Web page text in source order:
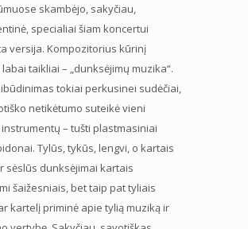
skambėjo, sakyčiau,
specialiai šiam koncertui
versija. Kompozitorius kūrinį
taikliai – „dunksėjimų muzika“.
tokiai perkusinei sudėčiai,
netikėtumo suteikė vieni
– tušti plastmasiniai
Tylūs, tykūs, lengvi, o kartais
sėslūs dunksėjimai kartais
šaižesniais, bet taip pat tyliais
kartelį priminė apie tylią muziką ir